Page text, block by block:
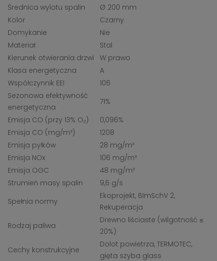
Średnica wylotu spalin
Ø 200 mm
Kolor
Czarny
Domykanie
Nie
Materiał
Stal
Kierunek otwierania drzwi
W prawo
Klasa energetyczna
A
Współczynnik EEI
106
Sezonowa efektywność
energetyczna
71%
Emisja CO (przy 13% O₂)
0,096%
Emisja CO (mg/m³)
1208
Emisja pyłków
28 mg/m³
Emisja NOx
106 mg/m³
Emisja OGC
48 mg/m³
Strumień masy spalin
9,6 g/s
Spełnia normy
Ekoprojekt, BImSchV 2,
Rekuperacja
Rodzaj paliwa
Drewno liściaste (wilgotność ≤
20%)
Cechy konstrukcyjne
Dolot powietrza, TERMOTEC,
gięta szyba glass